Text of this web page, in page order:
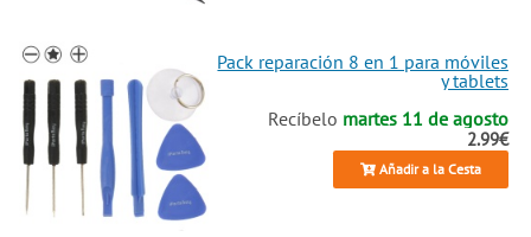
Pack reparación 8 en 1 para móviles
y tablets
Recíbelo martes 11 de agosto
2.99€
Añadir a la Cesta